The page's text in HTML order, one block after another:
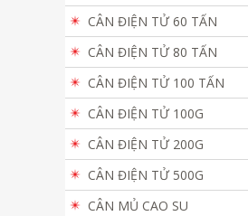
CÂN ĐIỆN TỬ 60 TẤN
CÂN ĐIỆN TỬ 80 TẤN
CÂN ĐIỆN TỬ 100 TẤN
CÂN ĐIỆN TỬ 100G
CÂN ĐIỆN TỬ 200G
CÂN ĐIỆN TỬ 500G
CÂN MỦ CAO SU